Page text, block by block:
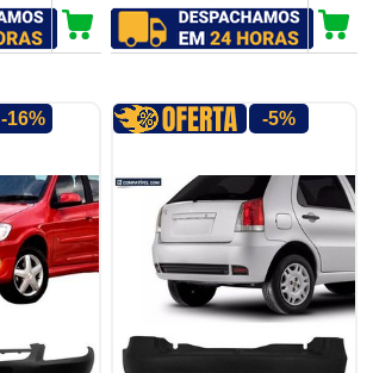
-16% -5%